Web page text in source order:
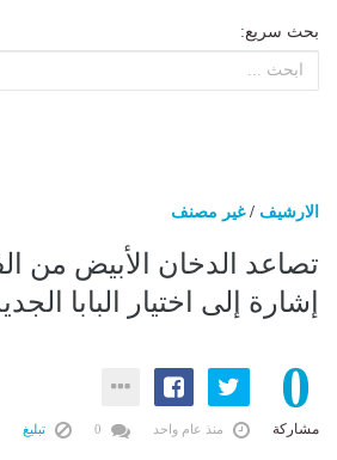
بحث سريع:
الارشيف /غير مصنف
تصاعد الدخان الأبيض من
إشارة إلى اختيار البابا
0
مشاركة منذ عام واحد تبليغ